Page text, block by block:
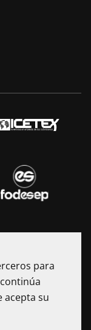
para
acepta su